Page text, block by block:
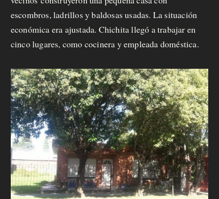
escombros, ladrillos y baldosas usadas. La situación
económica era ajustada. Chichita llegó a trabajar en
cinco lugares, como cocinera y empleada doméstica.